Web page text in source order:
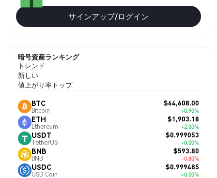
サインアップ/ログイン
暗号資産ランキング
トレンド
新しい
値上がり率トップ
BTC
Bitcoin
$64,608.00
+0.90%
ETH
Ethereum
$1,903.18
+2.00%
USDT
TetherUS
$0.999053
+0.00%
BNB
BNB
$593.80
-0.80%
USDC
USD Coin
$0.999485
+0.00%